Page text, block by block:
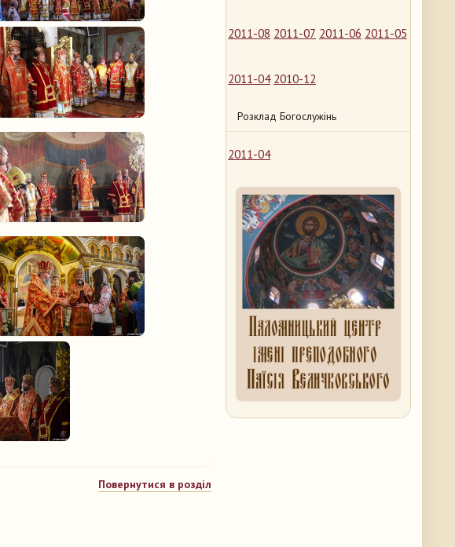
2011-08 2011-07 2011-06 2011-05
2011-04 2010-12
Розклад Богослужінь
2011-04
Повернутися в розділ